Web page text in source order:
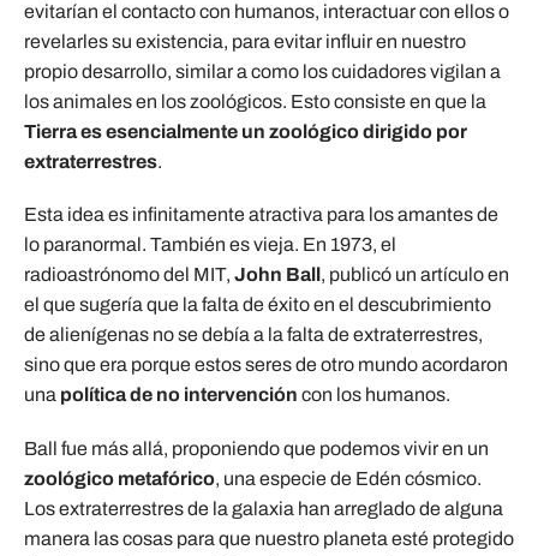
evitarían el contacto con humanos, interactuar con ellos o
revelarles su existencia, para evitar influir en nuestro
propio desarrollo, similar a como los cuidadores vigilan a
los animales en los zoológicos. Esto consiste en que la
Tierra es esencialmente un zoológico dirigido por
extraterrestres.
Esta idea es infinitamente atractiva para los amantes de
lo paranormal. También es vieja. En 1973, el
radioastrónomo del MIT, John Ball, publicó un artículo en
el que sugería que la falta de éxito en el descubrimiento
de alienígenas no se debía a la falta de extraterrestres,
sino que era porque estos seres de otro mundo acordaron
una política de no intervención con los humanos.
Ball fue más allá, proponiendo que podemos vivir en un
zoológico metafórico, una especie de Edén cósmico.
Los extraterrestres de la galaxia han arreglado de alguna
manera las cosas para que nuestro planeta esté protegido